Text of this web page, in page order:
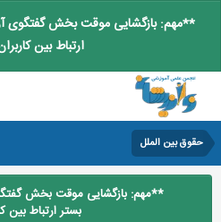
**مهم: بازگشایی موقت بخش گفتگوی
ارتباط بین
حقوق بین الملل
**مهم: بازگشایی موقت بخش
بستر ارتباط بین